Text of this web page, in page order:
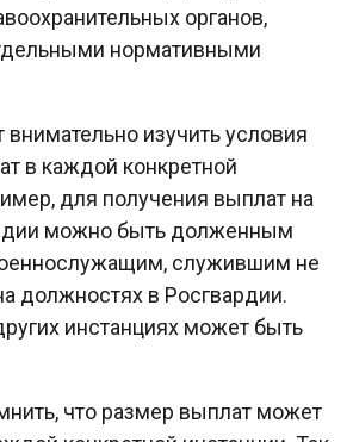
органов,
нормативными
внимательно изучить условия
в каждой конкретной
для получения выплат на
можно быть долженным
служившим не
должностях в Росгвардии.
инстанциях может быть
что размер выплат может